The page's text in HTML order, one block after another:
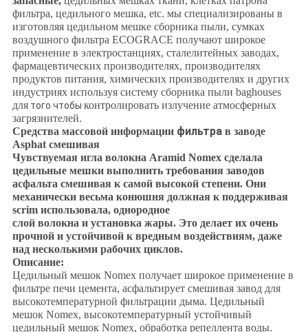
фильтра, цедильного мешка, etc. мы специализированы в
изготовляя цедильном мешке сборника пыли, сумках
воздушного фильтра ECOGRACE получают широкое
применение в электростанциях, сталелитейных заводах,
фармацевтических производителях, производителях
продуктов питания, химических производителях и других
индустриях используя систему сборника пыли baghouses
длятого чтобы контролировать излучение атмосферных
загрязнителей.
Средства массовой информациифильтра в заводе
Asphat смешивая
Чувствуемая игла волокна Aramid Nomex сделала
цедильные мешки выполнить требования заводов
асфальта смешивая к самой высокой степени. Они
механически весьма конюшня должная к поддерживая
scrim использовала, однородное
слой волокна и установка жары. Это делает их очень
прочнойи устойчивойк вредным воздействиям, даже
над несколькими рабочих циклов.
Описание:
Цедильный мешок Nomex получает широкое применение в
фильтре печи цемента, асфальтирует смешивая завод для
высокотемпературной фильтрации дыма. Цедильный
мешок Nomex, высокотемпературный устойчивый
цедильный мешок Nomex, обработка репеллента воды.